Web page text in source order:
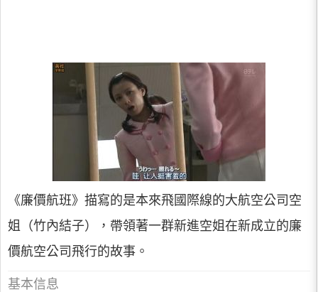
《廉價航班》描寫的是本來飛國際線的大航空公司空
姐（竹內結子），帶領著一群新進空姐在新成立的廉
價航空公司飛行的故事。
基本信息